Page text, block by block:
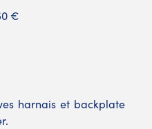
€
harnais et backplate